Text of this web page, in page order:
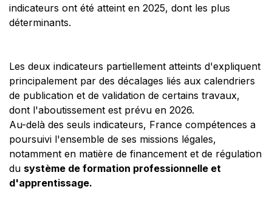
indicateurs ont été atteint en 2025, dont les plus
déterminants.
Les deux indicateurs partiellement atteints d'expliquent
principalement par des décalages liés aux calendriers
de publication et de validation de certains travaux,
dont l'aboutissement est prévu en 2026.
Au-delà des seuls indicateurs, France compétences a
poursuivi l'ensemble de ses missions légales,
notamment en matière de financement et de régulation
du système de formation professionnelle et
d'apprentissage.